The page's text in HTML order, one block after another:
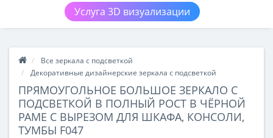
Услуга 3D визуализации
Все зеркала с подсветкой
Декоративные дизайнерские зеркала с подсветкой
ПРЯМОУГОЛЬНОЕ БОЛЬШОЕ ЗЕРКАЛО С
ПОДСВЕТКОЙ В ПОЛНЫЙ РОСТ В ЧЁРНОЙ
РАМЕ С ВЫРЕЗОМ ДЛЯ ШКАФА, КОНСОЛИ,
ТУМБЫ F047